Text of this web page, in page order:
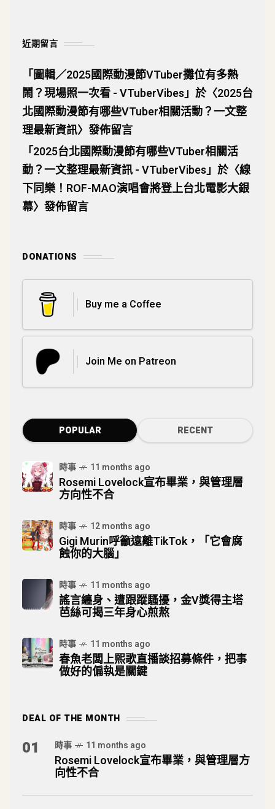
近期留言
「圖輯／2025國際動漫節VTuber攤位有多熱
鬧？現場照一次看 - VTuberVibes」於〈2025台
北國際動漫節有哪些VTuber相關活動？一文整
理最新資訊〉發佈留言
「2025台北國際動漫節有哪些VTuber相關活
動？一文整理最新資訊 - VTuberVibes」於〈線
下同樂！ROF-MAO演唱會將登上台北電影大銀
幕〉發佈留言
DONATIONS
Buy me a Coffee
Join Me on Patreon
POPULAR RECENT
時事 11 months ago
Rosemi Lovelock宣布畢業，與管理層
方向性不合
時事 12 months ago
Gigi Murin呼籲遠離TikTok，「它會腐
蝕你的大腦」
時事 11 months ago
謠言纏身、遭跟蹤騷擾，金V獎得主塔
芭絲可揭三年身心煎熬
時事 11 months ago
春魚老闆上熙歌直播談招募條件，把事
做好的偏執是關鍵
DEAL OF THE MONTH
01 時事 11 months ago
Rosemi Lovelock宣布畢業，與管理層方
向性不合